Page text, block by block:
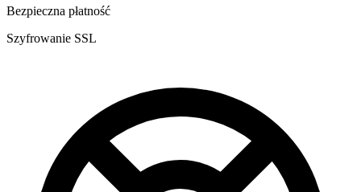
Bezpieczna płatność
Szyfrowanie SSL